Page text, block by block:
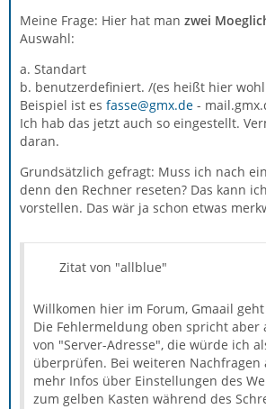
Meine Frage: Hier hat man zwei
Auswahl:
a. Standart
b. benutzerdefiniert. /(es heißt hier
Beispiel ist es fasse@gmx.de -
Ich hab das jetzt auch so eingestellt.
daran.
Grundsätzlich gefragt: Muss ich nach
denn den Rechner reseten? Das kann
vorstellen. Das wär ja schon etwas
Zitat von "allblue"
Willkomen hier im Forum, Gmaail
Die Fehlermeldung oben spricht aber
von "Server-Adresse", die würde ich
überprüfen. Bei weiteren Nachfragen
mehr Infos über Einstellungen des
zum gelben Kasten während des